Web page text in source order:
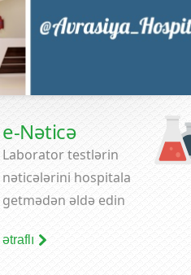
e-Nəticə
Laborator testlərin
nəticələrini hospitala
getmədən əldə edin
ətraflı